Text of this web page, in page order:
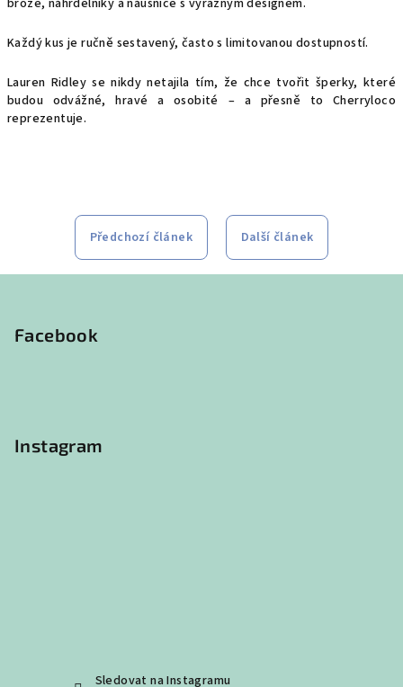
brože, náhrdelníky a náušnice s výrazným designem.
Každý kus je ručně sestavený, často s limitovanou dostupností.
Lauren Ridley se nikdy netajila tím, že chce tvořit šperky, které
budou odvážné, hravé a osobité – a přesně to Cherryloco
reprezentuje.
Předchozí článek Další článek
Facebook
Instagram
Sledovat na Instagramu